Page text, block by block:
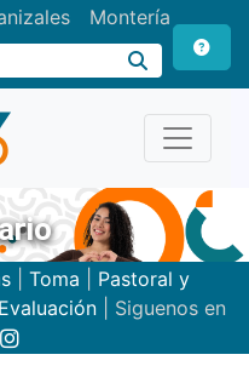
Montería
Toma
Pastoral y
Evaluación| Siguenos en